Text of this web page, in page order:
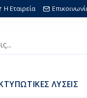
Η Εταιρεία
ΛΥΣΕΙΣ